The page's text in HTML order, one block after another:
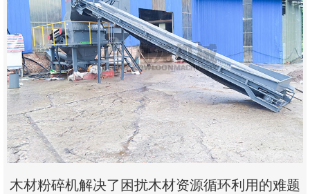
木材粉碎机解决了困扰木材资源循环利用的难题